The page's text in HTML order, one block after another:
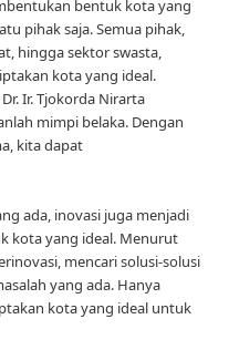
bentuk kota yang
pihak saja. Semua pihak,
hingga sektor swasta,
kota yang ideal.
Ir. Tjokorda Nirarta
mimpi belaka. Dengan
kita dapat
ada, inovasi juga menjadi
kota yang ideal. Menurut
mencari solusi-solusi
yang ada. Hanya
kota yang ideal untuk